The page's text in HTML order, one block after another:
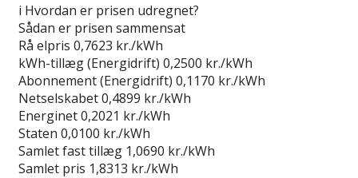
i Hvordan er prisen udregnet?
Sådan er prisen sammensat
Rå elpris 0,7623 kr./kWh
kWh-tillæg (Energidrift) 0,2500 kr./kWh
Abonnement (Energidrift) 0,1170 kr./kWh
Netselskabet0,4899 kr./kWh
Energinet0,2021 kr./kWh
Staten 0,0100 kr./kWh
Samlet fast tillæg 1,0690 kr./kWh
Samlet pris 1,8313 kr./kWh